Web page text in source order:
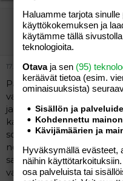
vierailija
Vieras
17.06.2026
Päivällä savulohta, uusia
valkoinen kesäkastike,
ja jossa on smetana-
kaikkia siihen kuuluvia
sovellan
noiden lisäksi ja illalla
sampanjan kanssa.
vallannut kesämökin
Haluamme tarjota
käyttökokemuksen ja
käytämme tällä
teknologioita.
Otavaja sen (95)
keräävät tietoa (esim.
ominaisuuk­sista)
Sisällön ja
Kohdennettu
Kävijämäärien ja
Hyväksymällä evästeet,
näihin
osa palveluista tai